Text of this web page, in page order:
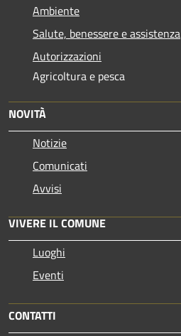
Ambiente
Salute, benessere e assistenza
Autorizzazioni
Agricoltura e pesca
NOVITÀ
Notizie
Comunicati
Avvisi
VIVERE IL COMUNE
Luoghi
Eventi
CONTATTI